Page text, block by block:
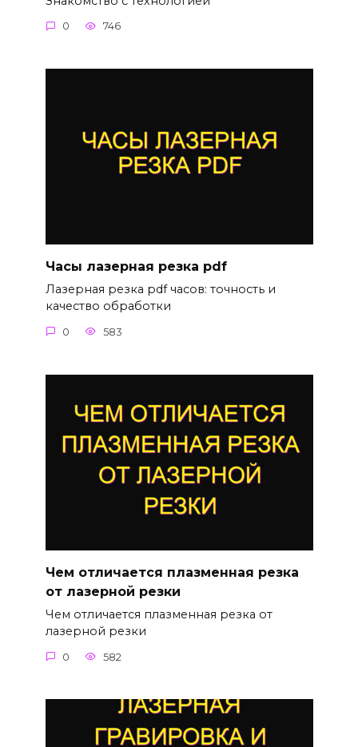
0 746
Часы лазерная резка pdf
Лазерная резка pdf часов: точность и
качество обработки
0 583
Чем отличается плазменная резка
от лазерной резки
Чем отличается плазменная резка от
лазерной резки
0 582